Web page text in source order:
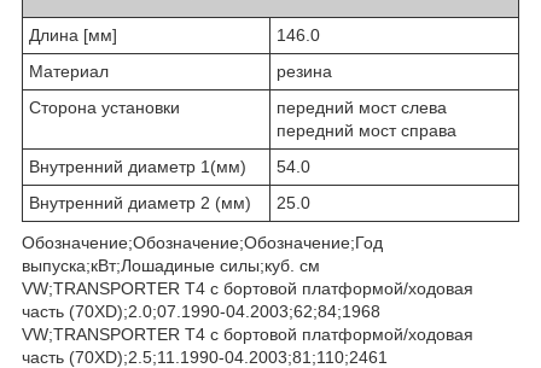
Длина [мм]
146.0
Материал
резина
Сторона установки
передний мост слева
передний мост справа
Внутренний диаметр 1(мм)
54.0
Внутренний диаметр 2 (мм)
25.0
Обозначение;Обозначение;Обозначение;Год
выпуска;кВт;Лошадиные силы;куб. см
VW;TRANSPORTER T4 c бортовой платформой/ходовая
часть (70XD);2.0;07.1990-04.2003;62;84;1968
VW;TRANSPORTER T4 c бортовой платформой/ходовая
часть (70XD);2.5;11.1990-04.2003;81;110;2461